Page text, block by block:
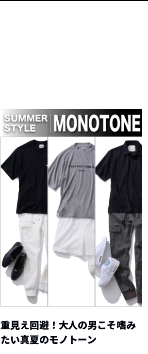
重見え回避！大人の男こそ嗜み
たい真夏のモノトーン